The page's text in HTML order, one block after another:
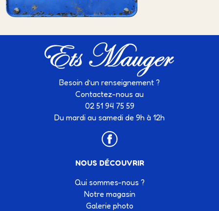
Besoin d’un renseignement ?
Contactez-nous au
02 51 94 75 59
Du mardi au samedi de 9h à 12h
NOUS DÉCOUVRIR
Qui sommes-nous ?
Notre magasin
Galerie photo